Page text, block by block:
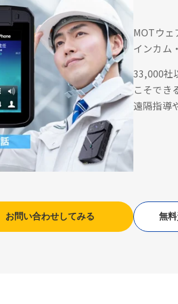
MOTウェ
インカム
33,000社
こそでき
遠隔指導
お問い合わせしてみる 無